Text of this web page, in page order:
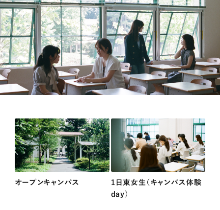
オープンキャンパス
1日東女生（キャンパス体験
day）